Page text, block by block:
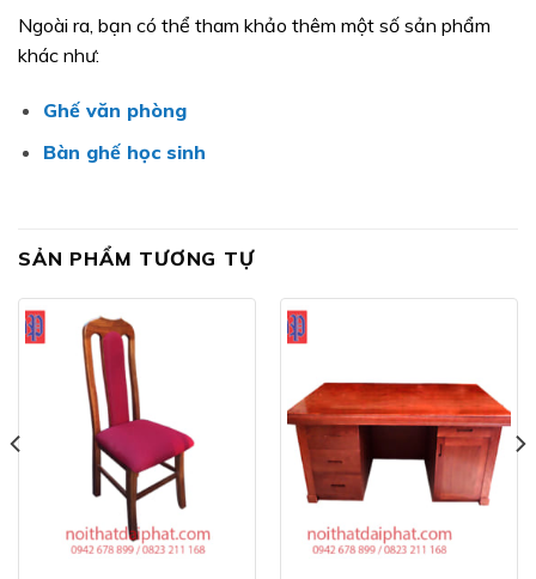
Ngoài ra, bạn có thể tham khảo thêm một số sản phẩm
khác như:
Ghế văn phòng
Bàn ghế học sinh
SẢN PHẨM TƯƠNG TỰ